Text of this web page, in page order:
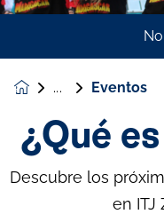
Eventos
¿Qué
Descubre los
en ITJ